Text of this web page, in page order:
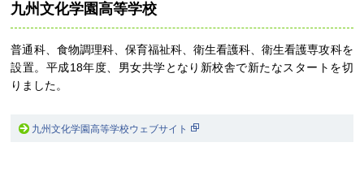
九州文化学園高等学校
普通科、食物調理科、保育福祉科、衛生看護科、衛生看護専攻科を
設置。平成18年度、男女共学となり新校舎で新たなスタートを切
りました。
九州文化学園高等学校ウェブサイト